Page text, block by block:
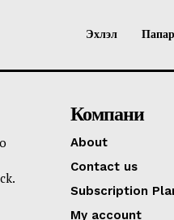
Эхлэл
Компани
About
Contact us
Subscription
My account